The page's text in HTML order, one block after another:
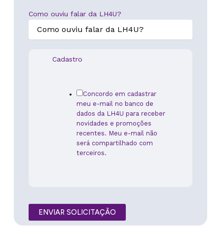
Como ouviu falar da LH4U?
Cadastro
Concordo em cadastrar
meu e-mail no banco de
dados da LH4U para receber
novidades e promoções
recentes. Meu e-mail não
será compartilhado com
terceiros.
ENVIAR SOLICITAÇÃO